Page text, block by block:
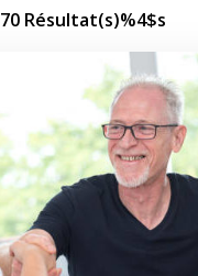
70 Résultat(s)%4$s